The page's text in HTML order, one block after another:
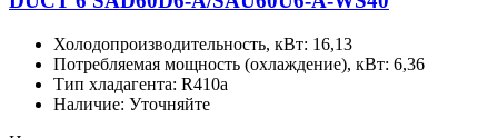
Холодопроизводительность, кВт: 16,13
Потребляемая мощность (охлаждение), кВт: 6,36
Тип хладагента: R410a
Наличие: Уточняйте